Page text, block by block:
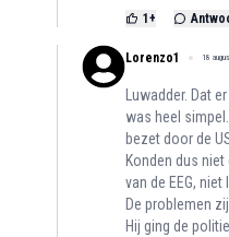
1 +
Lorenzo1 18
Luwadder. Dat
was heel
bezet door de
Konden dus
van de EEG,
De problemen
Hij ging de